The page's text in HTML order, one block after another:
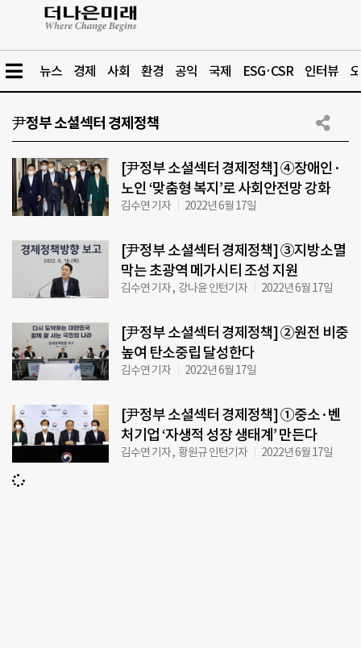
뉴스 경제 사회 환경 공익 국제 ESG·CSR 인터뷰
尹정부 소셜섹터 경제정책
[尹정부 소셜섹터 경제정책] ④장애인·
노인 ‘맞춤형 복지’로 사회안전망 강화
김수연 기자 2022년 6월 17일
[尹정부 소셜섹터 경제정책] ③지방소멸
막는 초광역 메가시티 조성 지원
김수연 기자 , 강나윤 인턴기자 2022년 6월 17일
[尹정부 소셜섹터 경제정책] ②원전 비중
높여 탄소중립 달성한다
김수연 기자 2022년 6월 17일
[尹정부 소셜섹터 경제정책] ①중소·벤
처기업 ‘자생적 성장 생태계’ 만든다
김수연 기자 , 황원규 인턴기자 2022년 6월 17일